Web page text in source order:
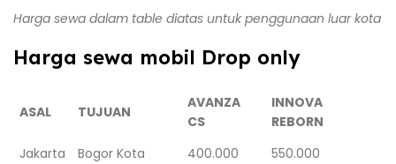
Harga sewa dalam table diatas untuk penggunaan luar kota
Harga sewa mobil Drop only
ASAL TUJUAN
AVANZA
CS
INNOVA
REBORN
Jakarta
Bogor Kota 400.000
550.000